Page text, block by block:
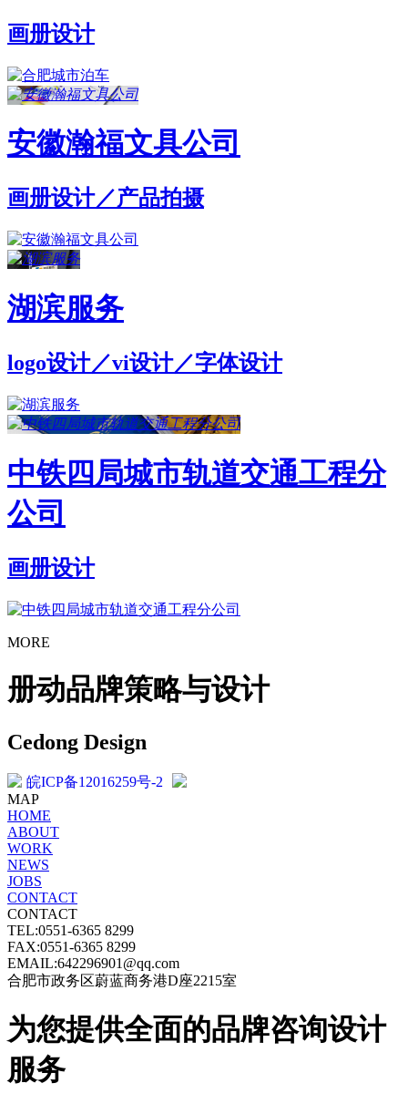
画册设计
安徽瀚福文具公司
画册设计／产品拍摄
湖滨服务
logo设计／vi设计／字体设计
中铁四局城市轨道交通工程分
公司
画册设计
MORE
册动品牌策略与设计
Cedong Design
皖ICP备12016259号-2
MAP
HOME
ABOUT
WORK
NEWS
JOBS
CONTACT
CONTACT
TEL:0551-6365 8299
FAX:0551-6365 8299
EMAIL:642296901@qq.com
合肥市政务区蔚蓝商务港D座2215室
为您提供全面的品牌咨询设计
服务